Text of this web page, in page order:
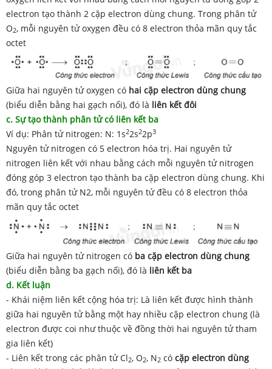
electron tạo thành 2 cặp electron dùng chung. Trong phân tử
O2, mỗi nguyên tử oxygen đều có 8 electron thỏa mãn quy tắc
octet
Giữa hai nguyên tử oxygen có hai cặp electron dùng chung
(biểu diễn bằng hai gạch nối), đó là liên kết đôi
c. Sự tạo thành phân tử có liên kết ba
Ví dụ: Phân tử nitrogen: N: 1s22s22p3
Nguyên tử nitrogen có 5 electron hóa trị. Hai nguyên tử
nitrogen liên kết với nhau bằng cách mỗi nguyên tử nitrogen
đóng góp 3 electron tạo thành ba cặp electron dùng chung. Khi
đó, trong phân tử N2, mỗi nguyên tử đều có 8 electron thỏa
mãn quy tắc octet
Giữa hai nguyên tử nitrogen có ba cặp electron dùng chung
(biểu diễn bằng ba gạch nối), đó là liên kết ba
d. Kết luận
- Khái niệm liên kết cộng hóa trị: Là liên kết được hình thành
giữa hai nguyên tử bằng một hay nhiều cặp electron chung (là
electron được coi như thuộc về đồng thời hai nguyên tử tham
gia liên kết)
- Liên kết trong các phân tử Cl2, O2, N2 có cặp electron dùng